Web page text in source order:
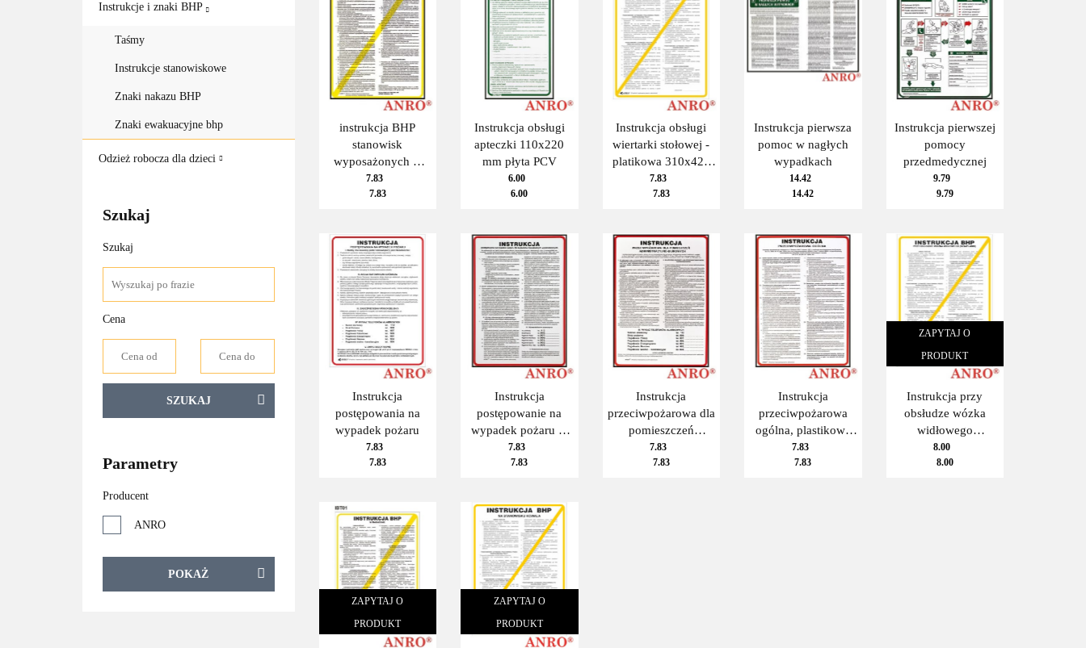
Instrukcje i znaki BHP
Taśmy
Instrukcje stanowiskowe
Znaki nakazu BHP
Znaki ewakuacyjne bhp
Odzież robocza dla dzieci
Szukaj
Szukaj
Cena
SZUKAJ
Parametry
Producent
ANRO
POKAŻ
instrukcja BHP
stanowisk
wyposażonych w
monitory ekranowe
7.83
7.83
Instrukcja obsługi
apteczki 110x220
mm płyta PCV
6.00
6.00
Instrukcja obsługi
wiertarki stołowej -
platikowa 310x420
mm
7.83
7.83
Instrukcja pierwsza
pomoc w nagłych
wypadkach
14.42
14.42
Instrukcja pierwszej
pomocy
przedmedycznej
9.79
9.79
Instrukcja
postępowania na
wypadek pożaru
7.83
7.83
Instrukcja
postępowanie na
wypadek pożaru w
budynkach
mieszkalnych
7.83
7.83
Instrukcja
przeciwpożarowa dla
pomieszczeń
administracyjno-
biurowych
7.83
7.83
Instrukcja
przeciwpożarowa
ogólna, plastikowa
250x350mm
7.83
7.83
ZAPYTAJ O
PRODUKT
Instrukcja przy
obsłudze wózka
widłowego
(sztaplarki).
8.00
8.00
ZAPYTAJ O
PRODUKT
ZAPYTAJ O
PRODUKT